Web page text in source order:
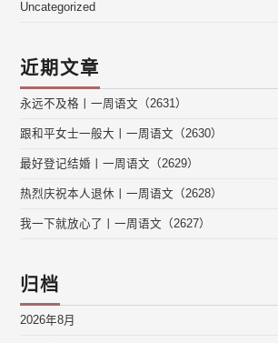
Uncategorized
近期文章
永远不及格丨一周语文（2631）
跟和平女士一般大丨一周语文（2630）
最好登记结婚丨一周语文（2629）
热烈庆祝本人退休丨一周语文（2628）
我一下就放心了丨一周语文（2627）
归档
2026年8月